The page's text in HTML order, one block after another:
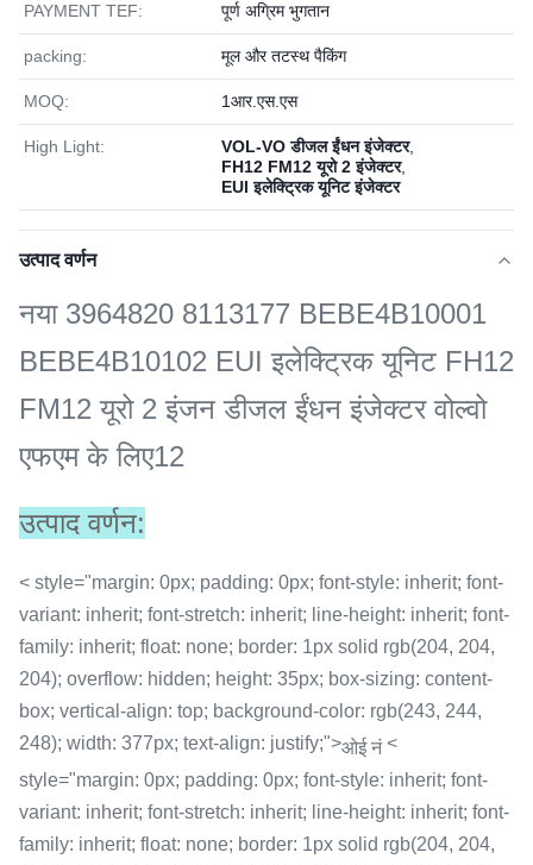
PAYMENT TEF: पूर्ण अग्रिम भुगतान
packing: मूल और तटस्थ पैकिंग
MOQ: 1आर.एस.एस
High Light: VOL-VO डीजल ईंधन इंजेक्टर,
FH12 FM12 यूरो 2 इंजेक्टर,
EUI इलेक्ट्रिक यूनिट इंजेक्टर
उत्पाद वर्णन
नया 3964820 8113177 BEBE4B10001
BEBE4B10102 EUI इलेक्ट्रिक यूनिट FH12
FM12 यूरो 2 इंजन डीजल ईंधन इंजेक्टर वोल्वो
एफएम के लिए12
उत्पाद वर्णन:
< style="margin: 0px; padding: 0px; font-style: inherit; font-
variant: inherit; font-stretch: inherit; line-height: inherit; font-
family: inherit; float: none; border: 1px solid rgb(204, 204,
204); overflow: hidden; height: 35px; box-sizing: content-
box; vertical-align: top; background-color: rgb(243, 244,
248); width: 377px; text-align: justify;">ओई नं<
style="margin: 0px; padding: 0px; font-style: inherit; font-
variant: inherit; font-stretch: inherit; line-height: inherit; font-
family: inherit; float: none; border: 1px solid rgb(204, 204,